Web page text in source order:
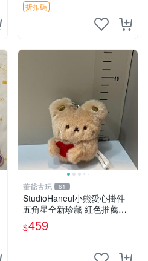
折扣碼
董爺古玩 61
StudioHaneul小熊愛心掛件
五角星全新珍藏 紅色推薦收
藏 玩具掛飾 掛件 新品
$459